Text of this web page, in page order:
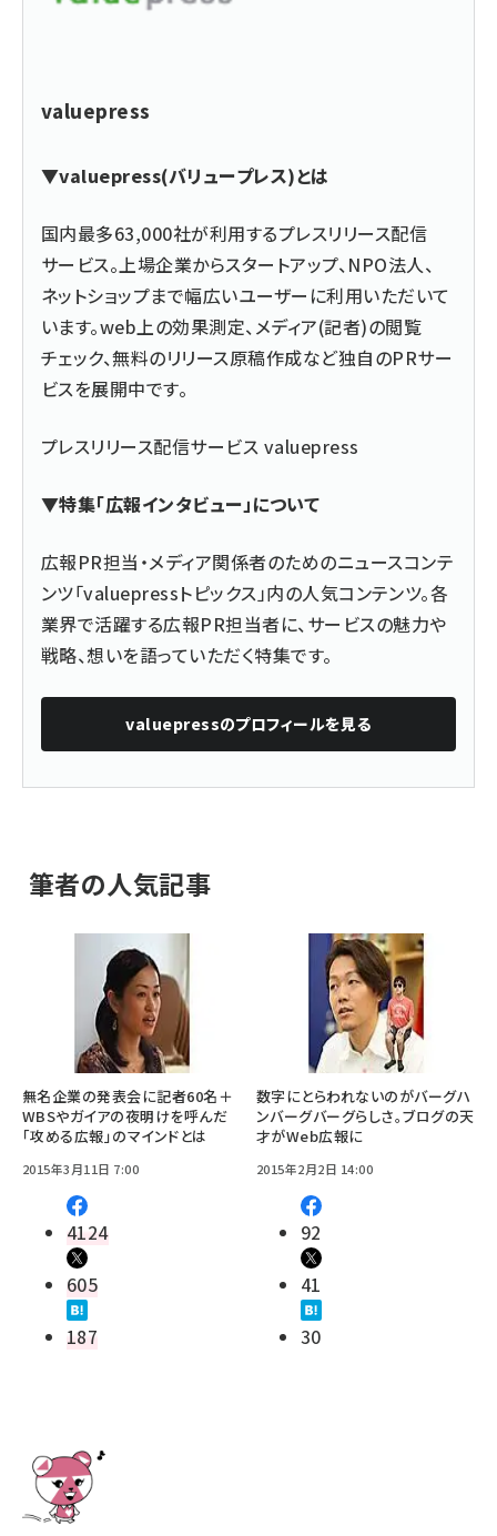
valuepress
▼valuepress(バリュープレス)とは
国内最多63,000社が利用するプレスリリース配信
サービス。上場企業からスタートアップ、NPO法人、
ネットショップまで幅広いユーザーに利用いただいて
います。web上の効果測定、メディア(記者)の閲覧
チェック、無料のリリース原稿作成など独自のPRサー
ビスを展開中です。
プレスリリース配信サービス valuepress
▼特集「広報インタビュー」について
広報PR担当・メディア関係者のためのニュースコンテ
ンツ「valuepressトピックス」内の人気コンテンツ。各
業界で活躍する広報PR担当者に、サービスの魅力や
戦略、想いを語っていただく特集です。
valuepressのプロフィールを見る
筆者の人気記事
無名企業の発表会に記者60名＋
WBSやガイアの夜明けを呼んだ
「攻める広報」のマインドとは
2015年3月11日 7:00
4124
605
187
数字にとらわれないのがバーグハ
ンバーグバーグらしさ。ブログの天
才がWeb広報に
2015年2月2日 14:00
92
41
30